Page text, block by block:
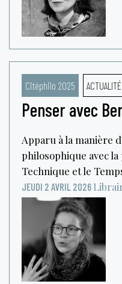
Citéphilo 2025
Penser avec
Apparu à la manière
philosophique avec
Technique et le
JEUDI 2 AVRIL 2026